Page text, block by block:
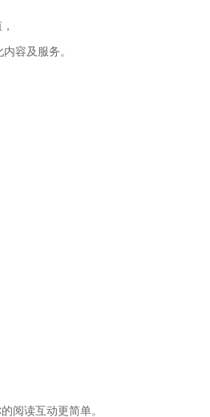
容及服务。
阅读互动更简单。